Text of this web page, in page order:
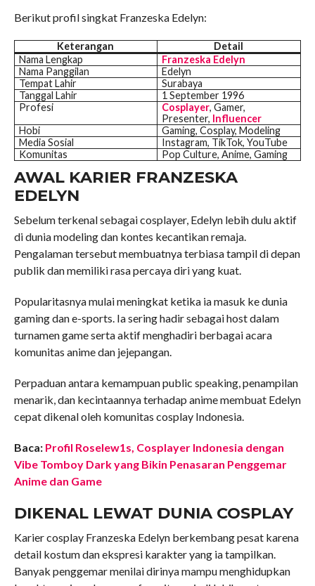
Berikut profil singkat Franzeska Edelyn:
Keterangan
Detail
Nama Lengkap
Franzeska Edelyn
Nama Panggilan
Edelyn
Tempat Lahir
Surabaya
Tanggal Lahir
1 September 1996
Profesi
Cosplayer, Gamer,
Presenter, Influencer
Hobi
Gaming, Cosplay, Modeling
Media Sosial
Instagram, TikTok, YouTube
Komunitas
Pop Culture, Anime, Gaming
AWAL KARIER FRANZESKA
EDELYN
Sebelum terkenal sebagai cosplayer, Edelyn lebih dulu aktif
di dunia modeling dan kontes kecantikan remaja.
Pengalaman tersebut membuatnya terbiasa tampil di depan
publik dan memiliki rasa percaya diri yang kuat.
Popularitasnya mulai meningkat ketika ia masuk ke dunia
gaming dan e-sports. Ia sering hadir sebagai host dalam
turnamen game serta aktif menghadiri berbagai acara
komunitas anime dan jejepangan.
Perpaduan antara kemampuan public speaking, penampilan
menarik, dan kecintaannya terhadap anime membuat Edelyn
cepat dikenal oleh komunitas cosplay Indonesia.
Baca: Profil Roselew1s, Cosplayer Indonesia dengan
Vibe Tomboy Dark yang Bikin Penasaran Penggemar
Anime dan Game
DIKENAL LEWAT DUNIA COSPLAY
Karier cosplay Franzeska Edelyn berkembang pesat karena
detail kostum dan ekspresi karakter yang ia tampilkan.
Banyak penggemar menilai dirinya mampu menghidupkan